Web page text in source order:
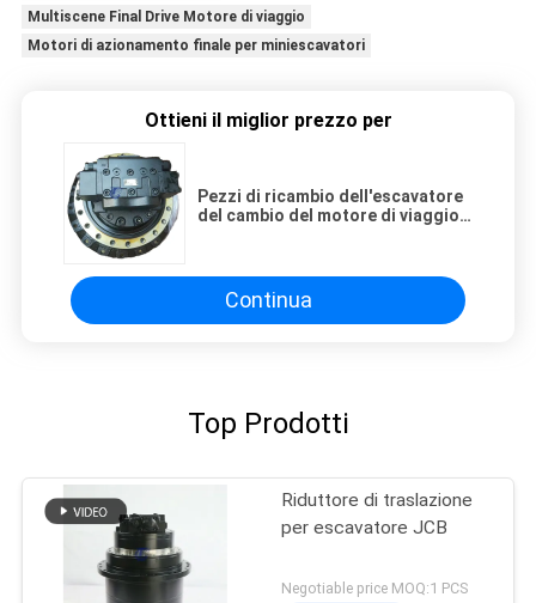
Multiscene Final Drive Motore di viaggio
Motori di azionamento finale per miniescavatori
Ottieni il miglior prezzo per
Pezzi di ricambio dell'escavatore
del cambio del motore di viaggio
dell'escavatore Cat 329DL 325DL
Continua
Top Prodotti
Riduttore di traslazione
per escavatore JCB
Negotiable price MOQ:1 PCS